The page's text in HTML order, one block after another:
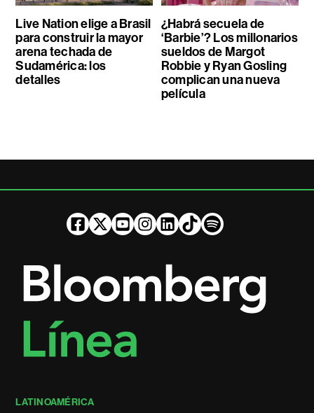
Live Nation elige a Brasil
para construir la mayor
arena techada de
Sudamérica: los
detalles
¿Habrá secuela de
‘Barbie’? Los millonarios
sueldos de Margot
Robbie y Ryan Gosling
complican una nueva
película
LATINOAMÉRICA